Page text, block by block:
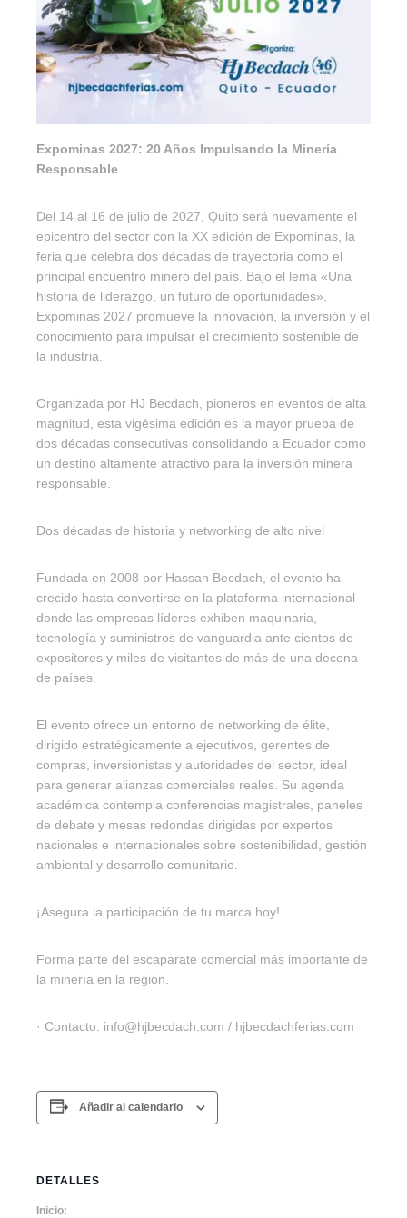
Expominas 2027: 20 Años Impulsando la Minería
Responsable
Del 14 al 16 de julio de 2027, Quito será nuevamente el
epicentro del sector con la XX edición de Expominas, la
feria que celebra dos décadas de trayectoria como el
principal encuentro minero del país. Bajo el lema «Una
historia de liderazgo, un futuro de oportunidades»,
Expominas 2027 promueve la innovación, la inversión y el
conocimiento para impulsar el crecimiento sostenible de
la industria.
Organizada por HJ Becdach, pioneros en eventos de alta
magnitud, esta vigésima edición es la mayor prueba de
dos décadas consecutivas consolidando a Ecuador como
un destino altamente atractivo para la inversión minera
responsable.
Dos décadas de historia y networking de alto nivel
Fundada en 2008 por Hassan Becdach, el evento ha
crecido hasta convertirse en la plataforma internacional
donde las empresas líderes exhiben maquinaria,
tecnología y suministros de vanguardia ante cientos de
expositores y miles de visitantes de más de una decena
de países.
El evento ofrece un entorno de networking de élite,
dirigido estratégicamente a ejecutivos, gerentes de
compras, inversionistas y autoridades del sector, ideal
para generar alianzas comerciales reales. Su agenda
académica contempla conferencias magistrales, paneles
de debate y mesas redondas dirigidas por expertos
nacionales e internacionales sobre sostenibilidad, gestión
ambiental y desarrollo comunitario.
¡Asegura la participación de tu marca hoy!
Forma parte del escaparate comercial más importante de
la minería en la región.
· Contacto: info@hjbecdach.com / hjbecdachferias.com
Añadir al calendario
DETALLES
Inicio: